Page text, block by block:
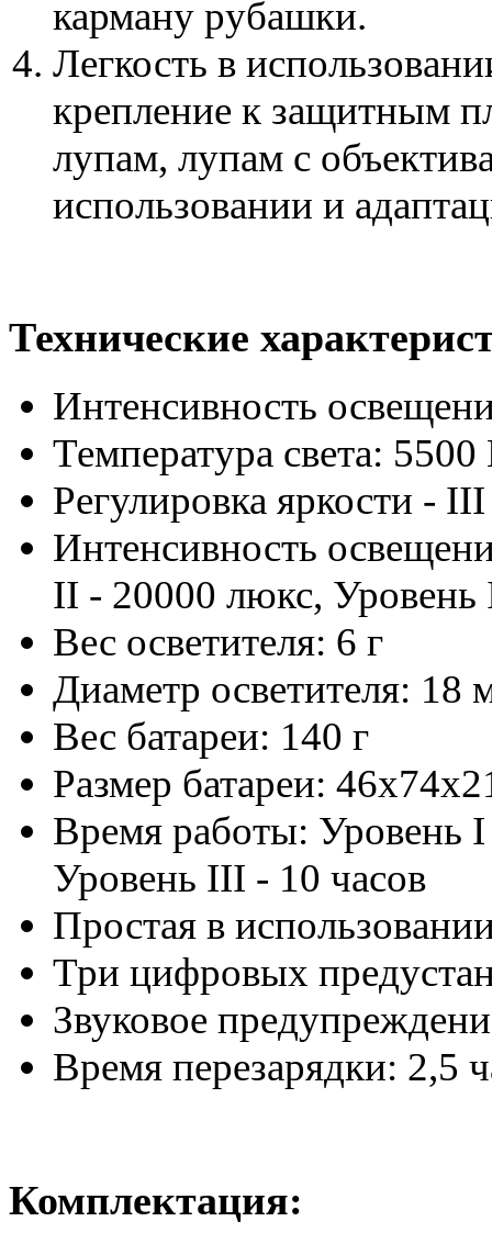
карману рубашки.
Легкость в
крепление к защитным
лупам, лупам с
использовании и
Технические
Интенсивность
Температура света:
Регулировка яркости -
Интенсивность
II - 20000 люкс,
Вес осветителя: 6 г
Диаметр осветителя: 18
Вес батареи: 140 г
Размер батареи:
Время работы: Уровень
Уровень III - 10 часов
Простая в
Три цифровых
Звуковое
Время перезарядки: 2,5
Комплектация: